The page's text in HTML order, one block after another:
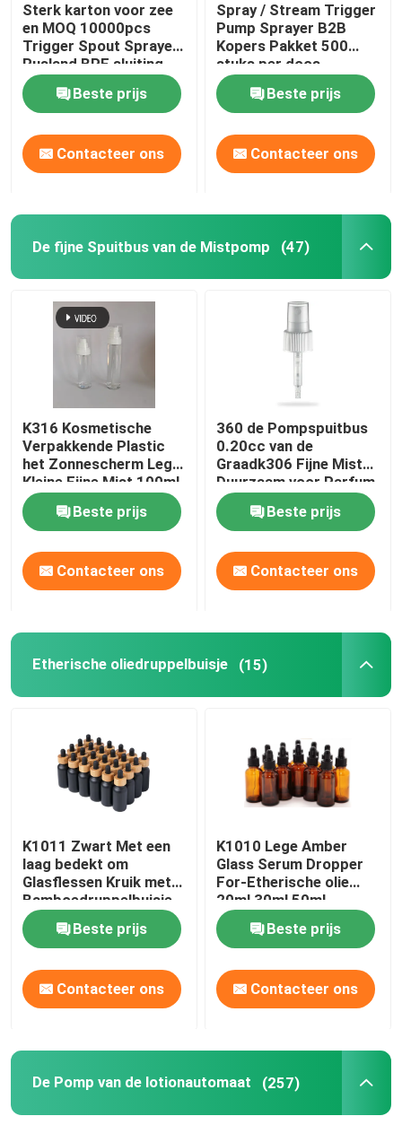
Producten
Over ons
Fabriekstocht
Kwaliteitscontrole
Neem contact met ons op
De Spuitbus van de parfumpomp
De fijne Spuitbus van de Mistpomp
De Pomp van de lotionautomaat
Kosmetische Behandelingspompen
Schuimplasticpomp
Middel om nagellak te verwijderenpomp
pompfles zonder lucht
Sterk karton voor zee
en MOQ 10000pcs
Trigger Spout Sprayer
Rusland BPF sluiting
Beste prijs
Contacteer ons
Spray / Stream Trigger
Pump Sprayer B2B
Kopers Pakket 500
stuks per doos
Beste prijs
Contacteer ons
De fijne Spuitbus van de Mistpomp (47)
K316 Kosmetische
Verpakkende Plastic
het Zonnescherm Lege
Kleine Fijne Mist 100ml
125ml van
Huisdierenflessen
Beste prijs
Contacteer ons
360 de Pompspuitbus
0.20cc van de
Graadk306 Fijne Mist
Duurzaam voor Parfum
Beste prijs
Contacteer ons
Etherische oliedruppelbuisje (15)
K1011 Zwart Met een
laag bedekt om
Glasflessen Kruik met
Bamboedruppelbuisje
GLB
Beste prijs
Contacteer ons
K1010 Lege Amber
Glass Serum Dropper
For-Etherische olie
20ml 30ml 50ml
Beste prijs
Contacteer ons
De Pomp van de lotionautomaat (257)